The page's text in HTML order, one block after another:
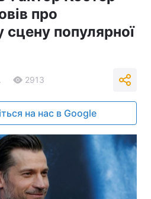
про
популярної
2913
на нас в Google